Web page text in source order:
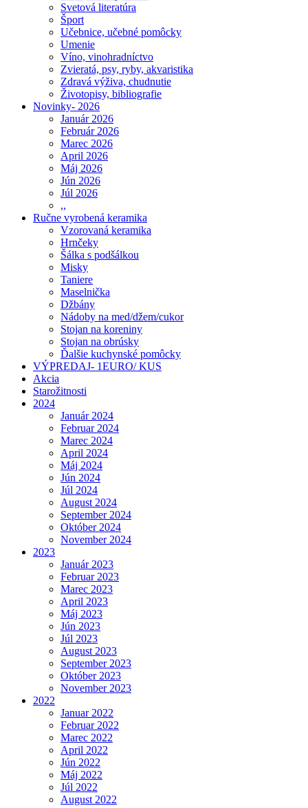
Svetová literatúra
Šport
Učebnice, učebné pomôcky
Umenie
Víno, vinohradníctvo
Zvieratá, psy, ryby, akvaristika
Zdravá výživa, chudnutie
Životopisy, bibliografie
Novinky- 2026
Január 2026
Február 2026
Marec 2026
April 2026
Máj 2026
Jún 2026
Júl 2026
,,
Ručne vyrobená keramika
Vzorovaná keramika
Hrnčeky
Šálka s podšálkou
Misky
Taniere
Maselnička
Džbány
Nádoby na med/džem/cukor
Stojan na koreniny
Stojan na obrúsky
Ďalšie kuchynské pomôcky
VÝPREDAJ- 1EURO/ KUS
Akcia
Starožitnosti
2024
Január 2024
Februar 2024
Marec 2024
April 2024
Máj 2024
Jún 2024
Júl 2024
August 2024
September 2024
Október 2024
November 2024
2023
Január 2023
Februar 2023
Marec 2023
April 2023
Máj 2023
Jún 2023
Júl 2023
August 2023
September 2023
Október 2023
November 2023
2022
Januar 2022
Februar 2022
Marec 2022
April 2022
Jún 2022
Máj 2022
Júl 2022
August 2022